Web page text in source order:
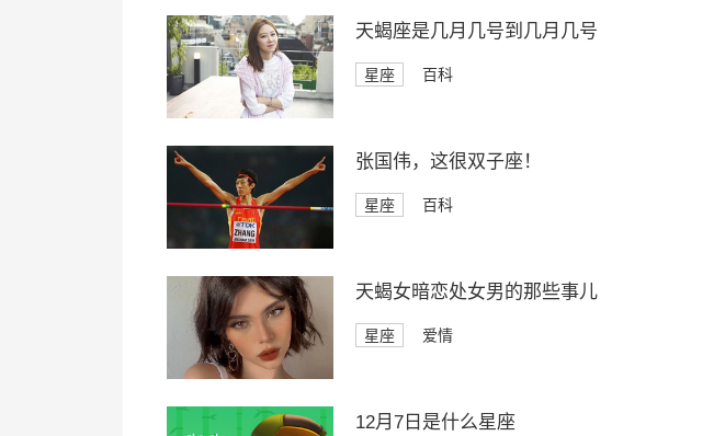
天蝎座是几月几号到几月几号
星座 百科
张国伟，这很双子座！
星座 百科
天蝎女暗恋处女男的那些事儿
星座 爱情
12月7日是什么星座